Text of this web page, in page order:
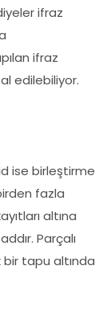
ifraz
ifraz
edilebiliyor.
ise birleştirme
fazla
altına
Parçalı
bir tapu altında